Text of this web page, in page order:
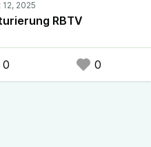
RBTV
0 0